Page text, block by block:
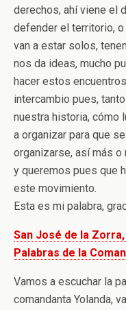
derechos, ahí viene el
defender el territorio,
van a estar solos,
nos da ideas, mucho
hacer estos
intercambio pues,
nuestra historia, cómo
a organizar para que
organizarse, así más
y queremos pues que
este movimiento.
Esta es mi palabra,
San José de la
Palabras de la
Vamos a escuchar la
comandanta Yolanda,